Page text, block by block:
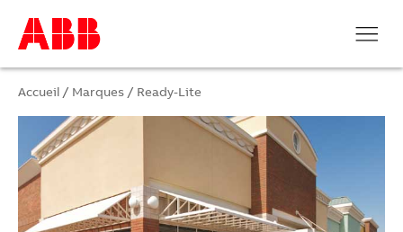
Accueil / Marques / Ready-Lite